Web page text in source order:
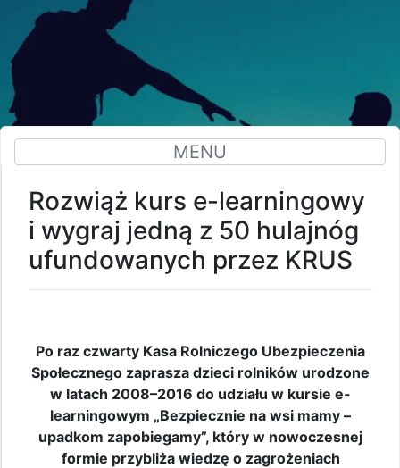
MENU
Rozwiąż kurs e-learningowy
i wygraj jedną z 50 hulajnóg
ufundowanych przez KRUS
Po raz czwarty Kasa Rolniczego Ubezpieczenia
Społecznego zaprasza dzieci rolników urodzone
w latach 2008–2016 do udziału w kursie e-
learningowym „Bezpiecznie na wsi mamy –
upadkom zapobiegamy”, który w nowoczesnej
formie przybliża wiedzę o zagrożeniach